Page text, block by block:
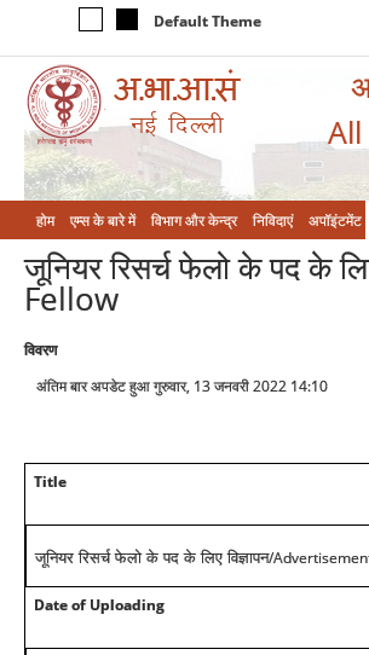
Default Theme
होम एम्‍स के बारे में विभाग और केन्‍द्र निविदाएं अपॉइंटमेंट
जूनियर रिसर्च फेलो के पद के
Fellow
विवरण
अंतिम बार अपडेट हुआ गुरुवार, 13 जनवरी 2022 14:10
Title
जूनियर रिसर्च फेलो के पद के लिए विज्ञापन/
Date of Uploading